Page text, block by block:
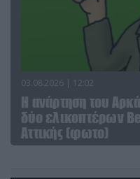
03.08.2026 | 12:02
Η ανάρτηση του
δύο ελικοπτέρων
Αττικής (φωτο)